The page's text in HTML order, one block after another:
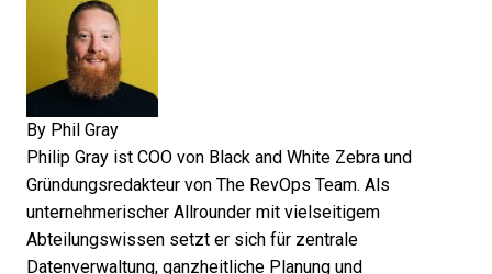
By Phil Gray
Philip Gray ist COO von Black and White Zebra und
Gründungsredakteur von The RevOps Team. Als
unternehmerischer Allrounder mit vielseitigem
Abteilungswissen setzt er sich für zentrale
Datenverwaltung, ganzheitliche Planung und